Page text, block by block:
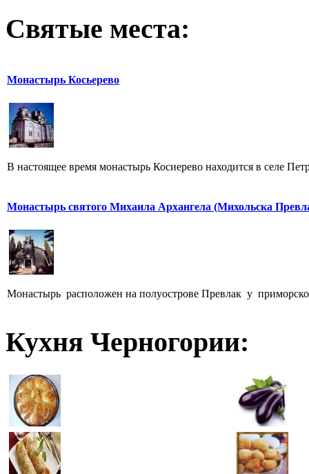
Святые места:
Монастырь Косьерево
В настоящее время монастырь Косиерево находится в селе
Монастырь святого Михаила Архангела (Михольска
Монастырь расположен на полуострове Превлак у
Кухня Черногории: